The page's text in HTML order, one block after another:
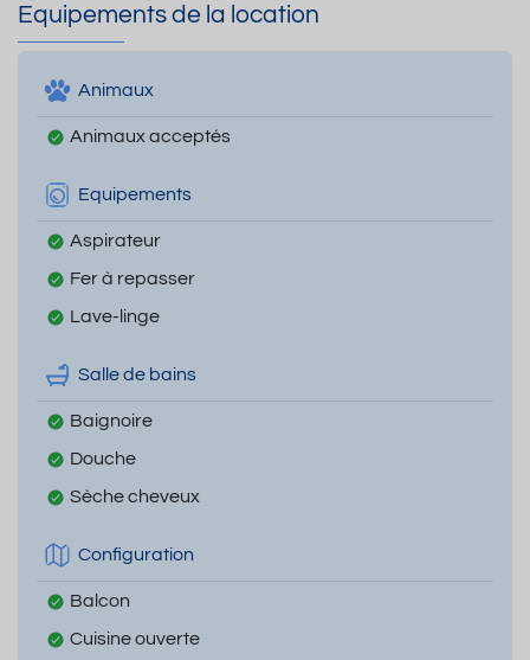
Equipements de la location
Animaux
Animaux acceptés
Equipements
Aspirateur
Fer à repasser
Lave-linge
Salle de bains
Baignoire
Douche
Sèche cheveux
Configuration
Balcon
Cuisine ouverte